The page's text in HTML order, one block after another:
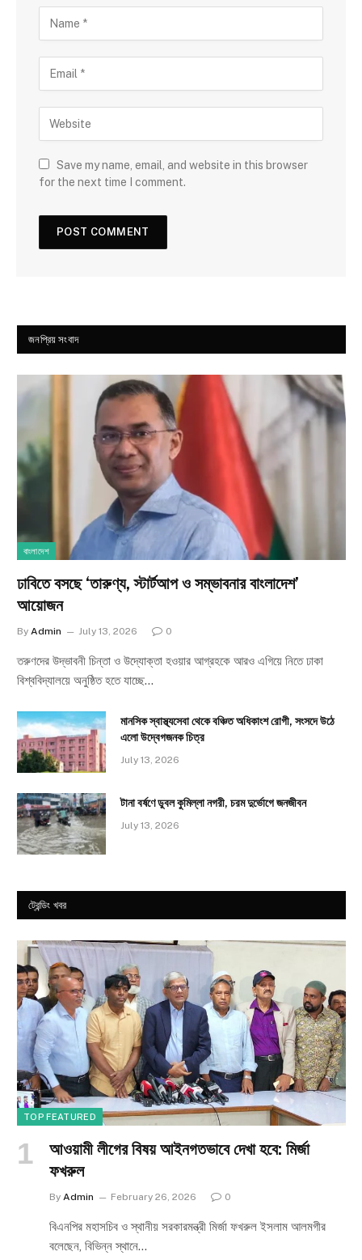
Save my name, email, and website in this browser
for the next time I comment.
জনপ্রিয় সংবাদ
বাংলাদেশ
ঢাবিতে বসছে ‘তারুণ্য, স্টার্টআপ ও সম্ভাবনার বাংলাদেশ’
আয়োজন
By Admin July 13, 2026 0
তরুণদের উদ্ভাবনী চিন্তা ও উদ্যোক্তা হওয়ার আগ্রহকে আরও এগিয়ে নিতে ঢাকা
বিশ্ববিদ্যালয়ে অনুষ্ঠিত হতে যাচ্ছে…
মানসিক স্বাস্থ্যসেবা থেকে বঞ্চিত অধিকাংশ রোগী, সংসদে উঠে
এলো উদ্বেগজনক চিত্র
July 13, 2026
টানা বর্ষণে ডুবল কুমিল্লা নগরী, চরম দুর্ভোগে জনজীবন
July 13, 2026
ট্রেন্ডিং খবর
TOP FEATURED
আওয়ামী লীগের বিষয় আইনগতভাবে দেখা হবে: মির্জা
ফখরুল
By Admin February 26, 2026 0
বিএনপির মহাসচিব ও স্থানীয় সরকারমন্ত্রী মির্জা ফখরুল ইসলাম আলমগীর
বলেছেন, বিভিন্ন স্থানে…